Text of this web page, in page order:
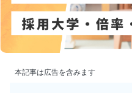
本記事は広告を含みます